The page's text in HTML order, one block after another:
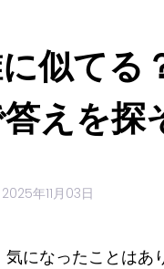
似てる
えを探
2025年11月03日
になったことは